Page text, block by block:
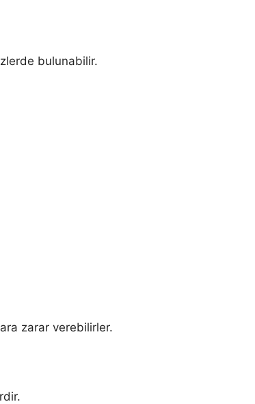
bulunabilir.
zarar verebilirler.